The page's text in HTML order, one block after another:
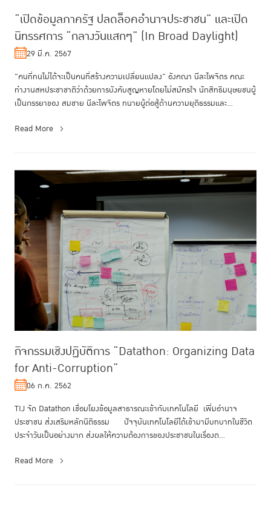
“เปิดข้อมูลภาครัฐ ปลดล็อคอำนาจประชาชน” และเปิด
นิทรรศการ “กลางวันแสกๆ” (In Broad Daylight)
29 มี.ค. 2567
"คนที่ทนไม่ได้จะเป็นคนที่สร้างความเปลี่ยนแปลง" อังคณา นีละไพจิตร คณะ
ทำงานสหประชาชาติว่าด้วยการบังคับสูญหายโดยไม่สมัครใจ นักสิทธิมนุษยชนผู้
เป็นภรรยาของ สมชาย นีละไพจิตร ทนายผู้ต่อสู้ด้านความยุติธรรมและ...
Read More
กิจกรรมเชิงปฏิบัติการ “Datathon: Organizing Data
for Anti-Corruption”
06 ก.ค. 2562
TIJ จัด Datathon เชื่อมโยงข้อมูลสาธารณะเข้ากับเทคโนโลยี เพิ่มอำนาจ
ประชาชน ส่งเสริมหลักนิติธรรม ปัจจุบันเทคโนโลยีได้เข้ามามีบทบาทในชีวิต
ประจำวันเป็นอย่างมาก ส่งผลให้ความต้องการของประชาชนในเรื่องต...
Read More